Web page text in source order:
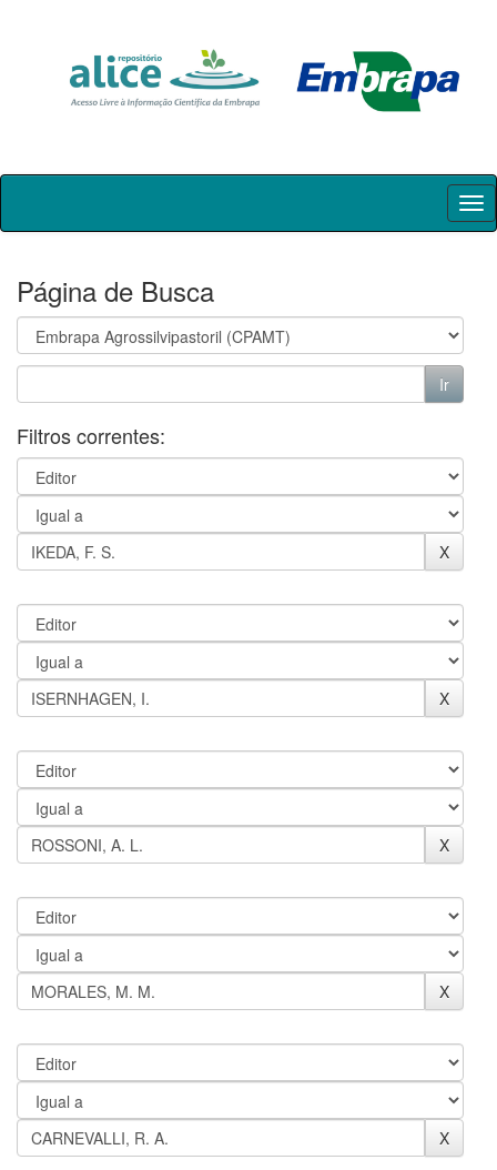
Skip
Página de Busca
Filtros correntes: